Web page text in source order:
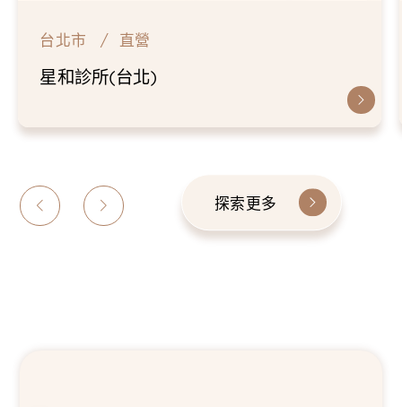
台北市 直營
星和診所(台北)
探索更多